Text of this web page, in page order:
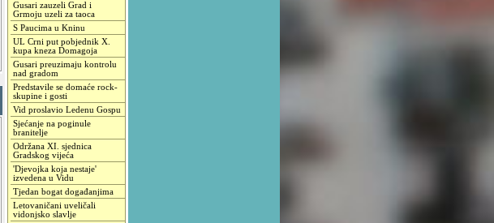
Gusari zauzeli Grad i
Grmoju uzeli za taoca
S Paucima u Kninu
UL Crni put pobjednik X.
kupa kneza Domagoja
Gusari preuzimaju kontrolu
nad gradom
Predstavile se domaće rock-
skupine i gosti
Vid proslavio Ledenu Gospu
Sjećanje na poginule
branitelje
Održana XI. sjednica
Gradskog vijeća
'Djevojka koja nestaje'
izvedena u Vidu
Tjedan bogat događanjima
Letovaničani uveličali
vidonjsko slavlje